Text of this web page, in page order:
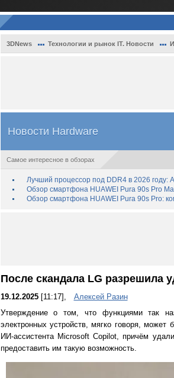
3DNews Технологии и рынок IT. Новости
Новости Hardware
Самое интересное в обзорах
Лучший процессор под DDR4 в 2026 году:
Обзор смартфона HUAWEI Pura 90s Pro
Обзор смартфона HUAWEI Pura 90s Pro:
После скандала LG разрешила
19.12.2025[11:17],
Алексей Разин
Утверждение о том, что функциями так
электронных устройств, мягко говоря,
ИИ-ассистента Microsoft Copilot, причём
предоставить им такую возможность.